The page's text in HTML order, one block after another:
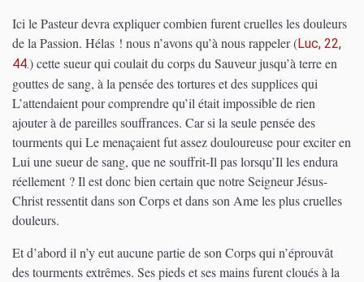
Ici le Pasteur devra expliquer combien furent cruelles les douleurs
de la Passion. Hélas ! nous n’avons qu’à nous rappeler(Luc, 22,
44.)cette sueur qui coulait du corps du Sauveur jusqu’à terre en
gouttes de sang, à la pensée des tortures et des supplices qui
L’attendaient pour comprendre qu’il était impossible de rien
ajouter à de pareilles souffrances. Car si la seule pensée des
tourments qui Le menaçaient fut assez douloureuse pour exciter en
Lui une sueur de sang, que ne souffrit-Il pas lorsqu’Il les endura
réellement ? Il est donc bien certain que notre Seigneur Jésus-
Christ ressentit dans son Corps et dans son Ame les plus cruelles
douleurs.
Et d’abord il n’y eut aucune partie de son Corps qui n’éprouvât
des tourments extrêmes. Ses pieds et ses mains furent cloués à la